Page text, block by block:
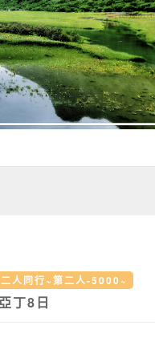
人同行~第二人-5000~
丁8日